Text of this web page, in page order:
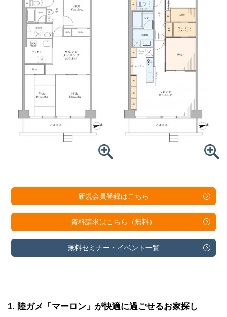
新規会員登録はこちら
資料請求はこちら（無料）
無料セミナー・ イベント一覧
1 陸ガメ「マーロン」が快適に過ごせるお家探し